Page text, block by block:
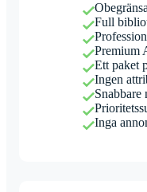
Full
Premium
Ett paket
Ingen
Snabbare
Inga